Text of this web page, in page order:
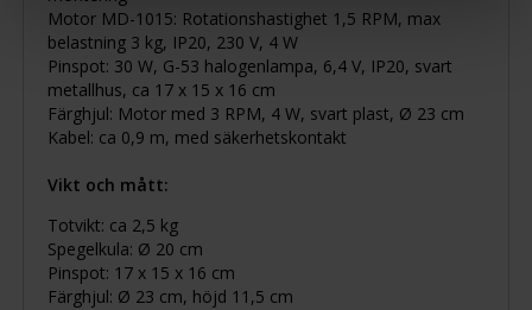
Motor MD-1015: Rotationshastighet 1,5 RPM, max
belastning 3 kg, IP20, 230 V, 4 W
Pinspot: 30 W, G-53 halogenlampa, 6,4 V, IP20, svart
metallhus, ca 17 x 15 x 16 cm
Färghjul: Motor med 3 RPM, 4 W, svart plast, Ø 23 cm
Kabel: ca 0,9 m, med säkerhetskontakt
Vikt och mått:
Totvikt: ca 2,5 kg
Spegelkula: Ø 20 cm
Pinspot: 17 x 15 x 16 cm
Färghjul: Ø 23 cm, höjd 11,5 cm